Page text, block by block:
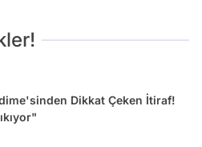
Dikkat Çeken İtiraf!